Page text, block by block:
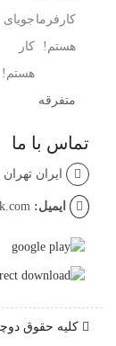
کارفرما
هستم!
جویای
کار
هستم!
متفرقه
تماس با ما
ایران
ایمیل:
کلیه حقوق